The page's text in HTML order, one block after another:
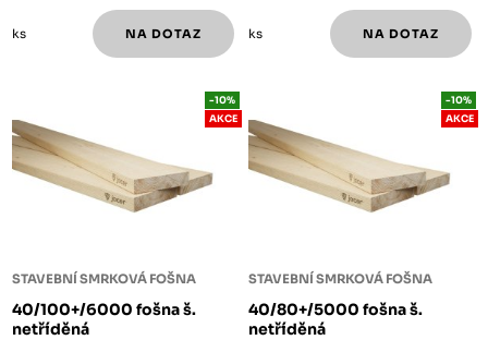
ks ks
STAVEBNÍ SMRKOVÁ FOŠNA
40/100+/6000 fošna š.
netříděná
-10%
AKCE
STAVEBNÍ SMRKOVÁ FOŠNA
40/80+/5000 fošna š.
netříděná
-10%
AKCE